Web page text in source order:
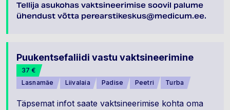
Tellija asukohas vaktsineerimise soovil palume
ühendust võtta perearstikeskus@medicum.ee.
Puukentsefaliidi vastu vaktsineerimine
37 €
Lasnamäe
Liivalaia Padise Peetri Turba
Täpsemat infot saate vaktsineerimise kohta oma